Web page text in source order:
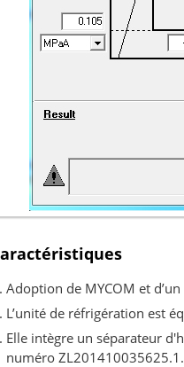
Adoption de MYCOM et
L’unité de réfrigération est
Elle intègre un séparateur
numéro ZL201410035625.1.